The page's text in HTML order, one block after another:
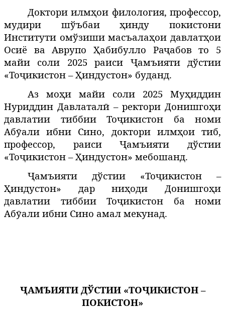
Доктори илмҳои филология, профессор,
мудири шўъбаи ҳинду покистони
Институти омўзиши масъалаҳои давлатҳои
Осиё ва Аврупо Ҳабибулло Раҷабов то 5
майи соли 2025 раиси Ҷамъияти дўстии
«Тоҷикистон – Ҳиндустон» буданд.
Аз моҳи майи соли 2025Муҳиддин
Нуриддин Давлаталӣ – ректори Донишгоҳи
давлатии тиббии Тоҷикистон ба номи
Абӯали ибни Сино, доктори илмҳои тиб,
профессор, раисиҶамъияти дўстии
«Тоҷикистон – Ҳиндустон» мебошанд.
Ҷамъияти дўстии «Тоҷикистон –
Ҳиндустон» дар ниҳоди Донишгоҳи
давлатии
тиббии Тоҷикистон ба
номи
Абӯали ибни Сино амал мекунад.
ҶАМЪИЯТИ ДЎСТИИ «ТОҶИКИСТОН –
ПОКИСТОН»